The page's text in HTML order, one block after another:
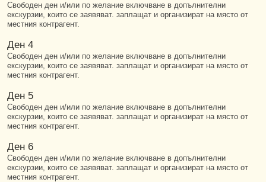
Свободен ден и/или по желание включване в допълнителни
екскурзии, които се заявяват. заплащат и организират на място от
местния контрагент.
Ден 4
Свободен ден и/или по желание включване в допълнителни
екскурзии, които се заявяват. заплащат и организират на място от
местния контрагент.
Ден 5
Свободен ден и/или по желание включване в допълнителни
екскурзии, които се заявяват. заплащат и организират на място от
местния контрагент.
Ден 6
Свободен ден и/или по желание включване в допълнителни
екскурзии, които се заявяват. заплащат и организират на място от
местния контрагент.